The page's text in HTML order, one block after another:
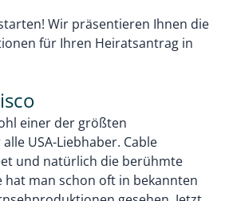
Wir präsentieren Ihnen die
für Ihren Heiratsantrag in
einer der größten
USA-Liebhaber. Cable
und natürlich die berühmte
hat man schon oft in bekannten